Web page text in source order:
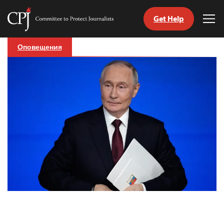
Skip
Committee
Protect
Journalists
Get Help
Оповещения